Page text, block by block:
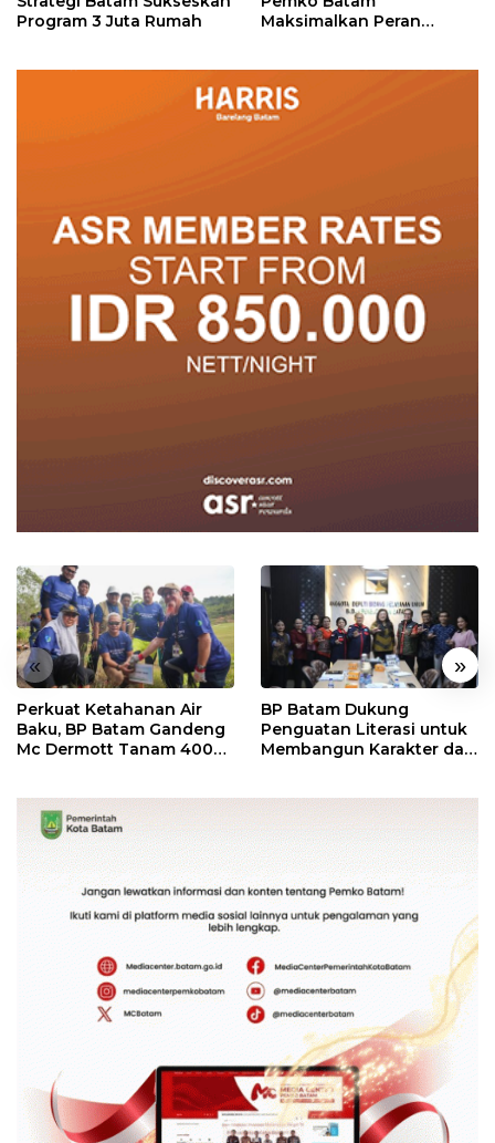
Program 3 Juta Rumah
Maksimalkan Peran
« »
Perkuat Ketahanan Air
Baku, BP Batam Gandeng
Mc Dermott Tanam 400
BP Batam Dukung
Penguatan Literasi untuk
Membangun Karakter dan